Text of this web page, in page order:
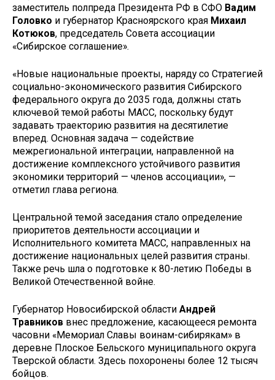
заместитель полпреда Президента РФ в СФО Вадим
Головко и губернатор Красноярского края Михаил
Котюков, председатель Совета ассоциации
«Сибирское соглашение».
«Новые национальные проекты, наряду со Стратегией
социально-экономического развития Сибирского
федерального округа до 2035 года, должны стать
ключевой темой работы МАСС, поскольку будут
задавать траекторию развития на десятилетие
вперед. Основная задача — содействие
межрегиональной интеграции, направленной на
достижение комплексного устойчивого развития
экономики территорий — членов ассоциации», —
отметил глава региона.
Центральной темой заседания стало определение
приоритетов деятельности ассоциации и
Исполнительного комитета МАСС, направленных на
достижение национальных целей развития страны.
Также речь шла о подготовке к 80-летию Победы в
Великой Отечественной войне.
Губернатор Новосибирской области Андрей
Травников внес предложение, касающееся ремонта
часовни «Мемориал Славы воинам-сибирякам» в
деревне Плоское Бельского муниципального округа
Тверской области. Здесь похоронены более 12 тысяч
бойцов.